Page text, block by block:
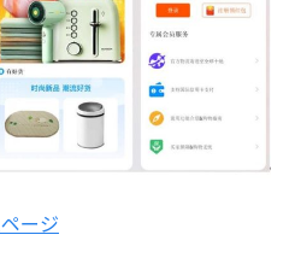
ージ